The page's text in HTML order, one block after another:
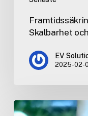
Skalbarhet
EV
2025-02-
Tekniska